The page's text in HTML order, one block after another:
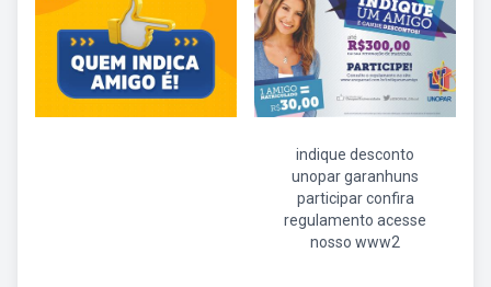
indique desconto
unopar garanhuns
participar confira
regulamento acesse
nosso www2